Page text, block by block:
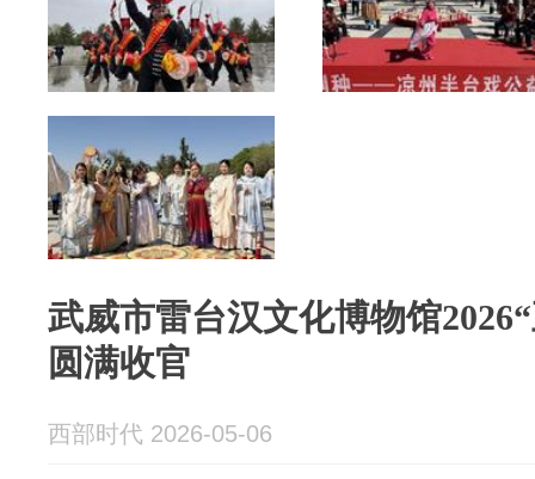
武威市雷台汉文化博物馆
圆满收官
西部时代 2026-05-06